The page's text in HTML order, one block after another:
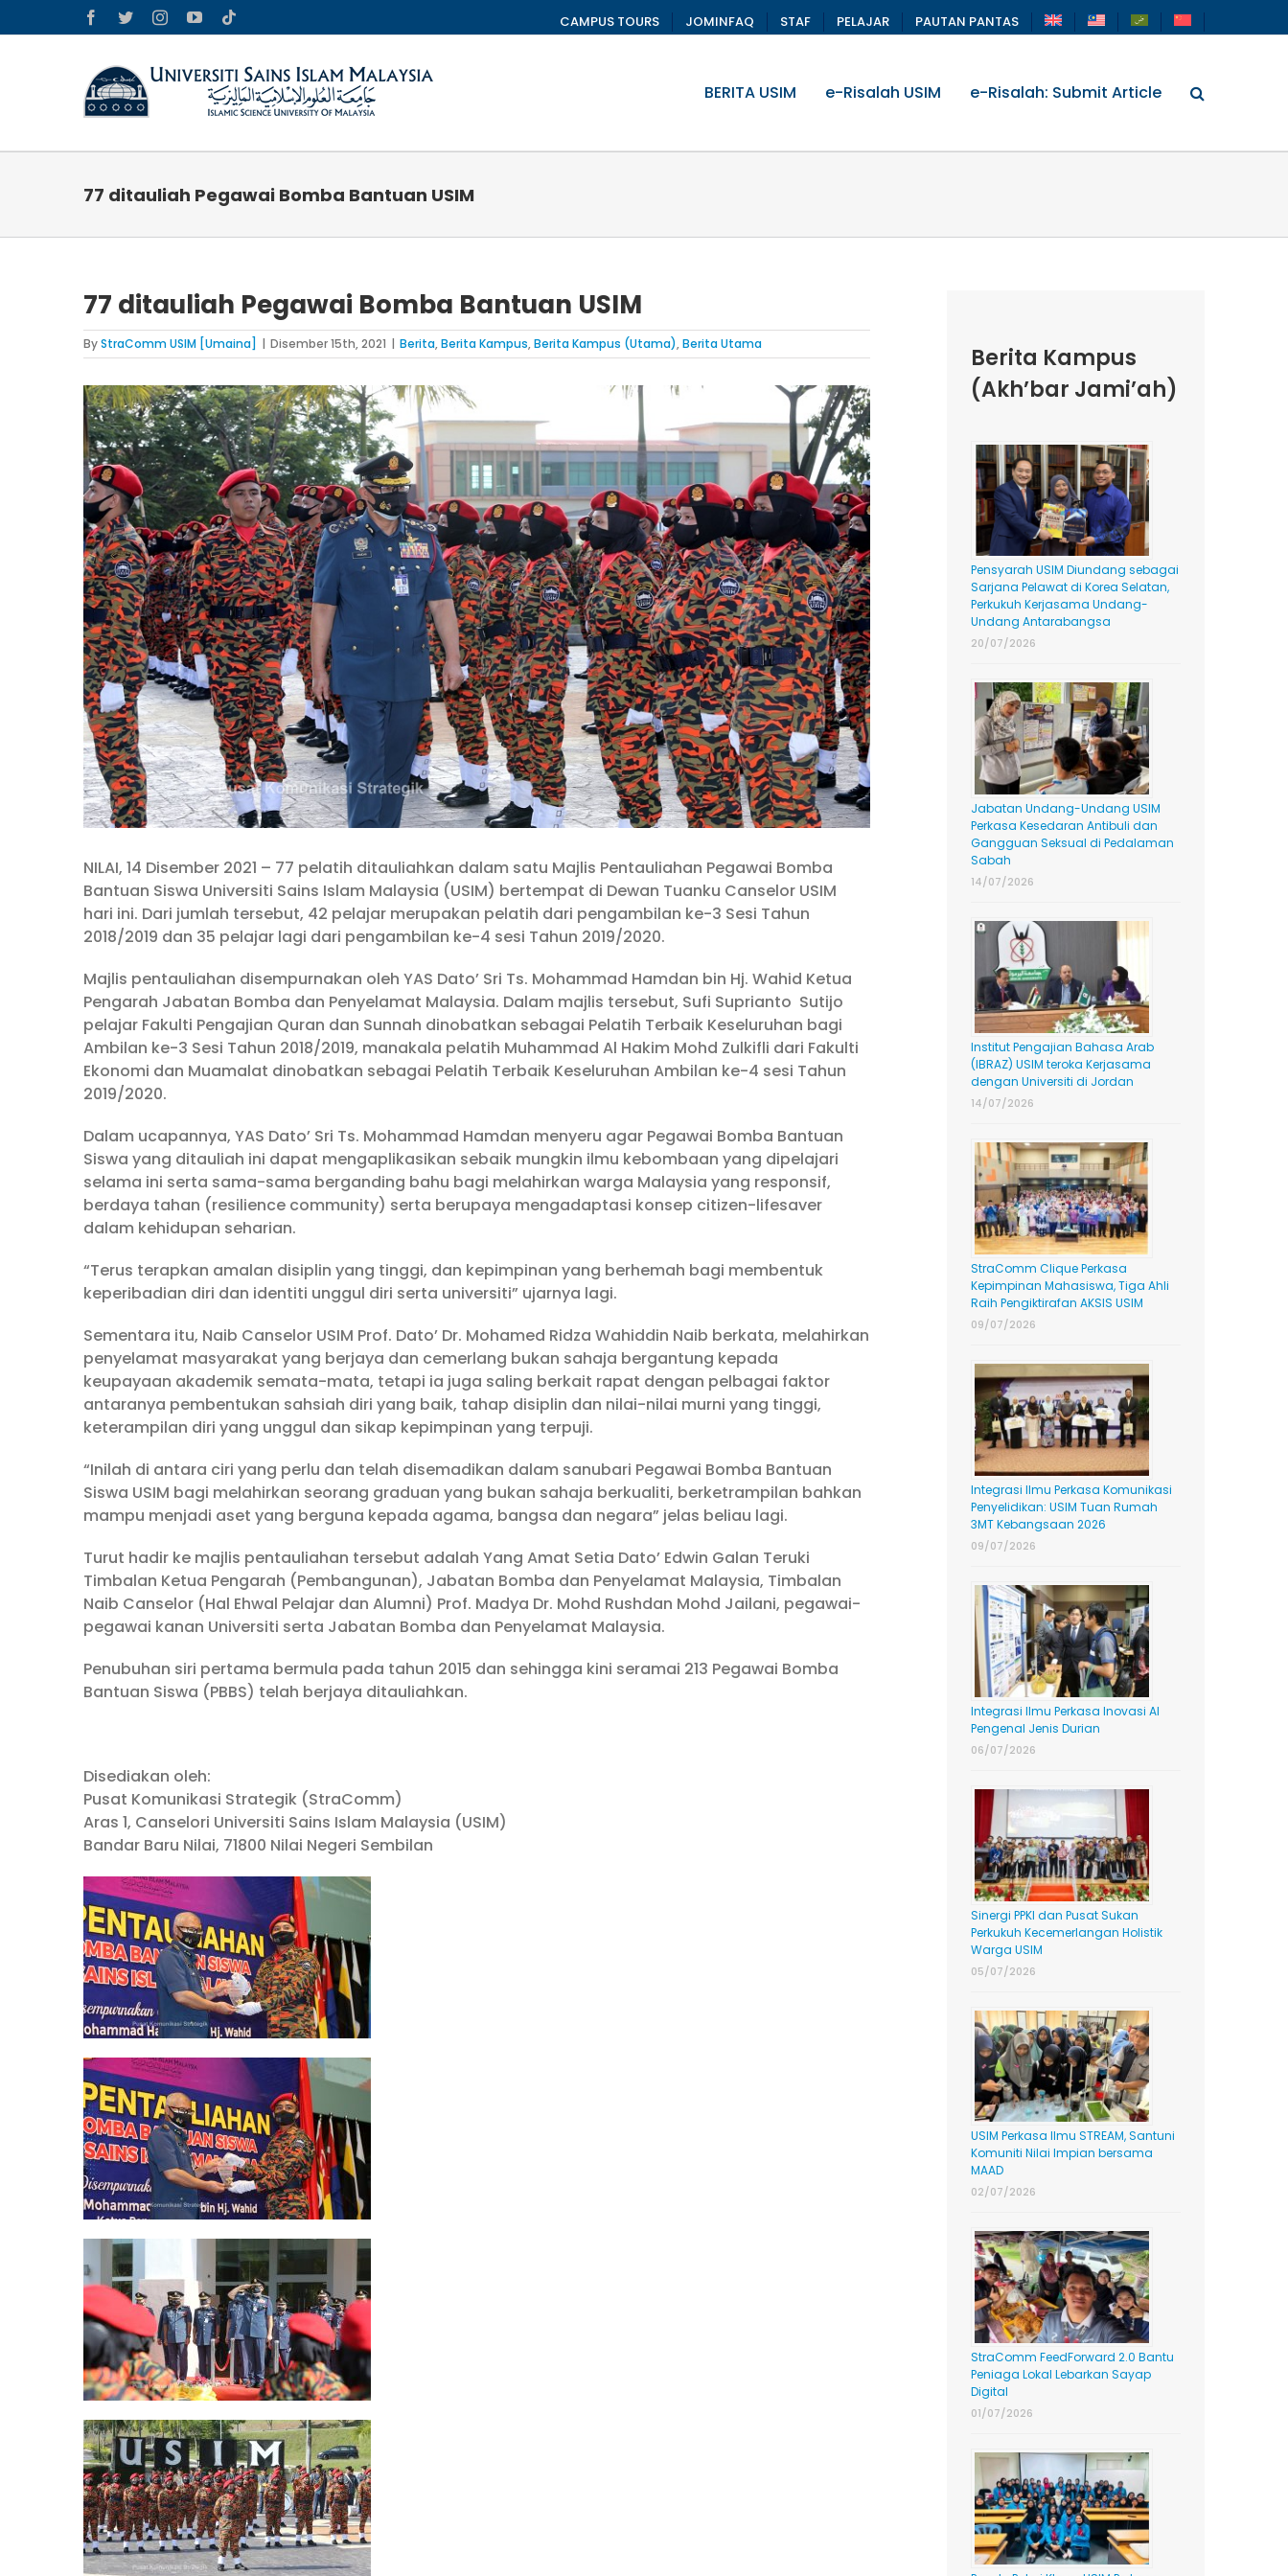
to
Facebook
TwitterInstagramYouTube CAMPUS TOURS JOMINFAQ STAF PELAJAR PAUTAN PANTAS
BERITA USIM e-Risalah USIM e-Risalah: Submit Article
77 ditauliah Pegawai Bomba Bantuan USIM
77 ditauliah Pegawai Bomba Bantuan USIM
ByStraComm USIM [Umaina] | Disember 15th, 2021 | Berita,Berita Kampus,Berita Kampus (Utama),Berita Utama
View
Larger
Image
NILAI, 14 Disember 2021 – 77 pelatih ditauliahkan dalam satu Majlis Pentauliahan Pegawai Bomba
Bantuan Siswa Universiti Sains Islam Malaysia (USIM) bertempat di Dewan Tuanku Canselor USIM
hari ini. Dari jumlah tersebut, 42 pelajar merupakan pelatih dari pengambilan ke-3 Sesi Tahun
2018/2019 dan 35 pelajar lagi dari pengambilan ke-4 sesi Tahun 2019/2020.
Majlis pentauliahan disempurnakan oleh YAS Dato’ Sri Ts. Mohammad Hamdan bin Hj. Wahid Ketua
Pengarah Jabatan Bomba dan Penyelamat Malaysia. Dalam majlis tersebut, Sufi Suprianto Sutijo
pelajar Fakulti Pengajian Quran dan Sunnah dinobatkan sebagai Pelatih Terbaik Keseluruhan bagi
Ambilan ke-3 Sesi Tahun 2018/2019, manakala pelatih Muhammad Al Hakim Mohd Zulkifli dari Fakulti
Ekonomi dan Muamalat dinobatkan sebagai Pelatih Terbaik Keseluruhan Ambilan ke-4 sesi Tahun
2019/2020.
Dalam ucapannya, YAS Dato’ Sri Ts. Mohammad Hamdan menyeru agar Pegawai Bomba Bantuan
Siswa yang ditauliah ini dapat mengaplikasikan sebaik mungkin ilmu kebombaan yang dipelajari
selama ini serta sama-sama berganding bahu bagi melahirkan warga Malaysia yang responsif,
berdaya tahan (resilience community) serta berupaya mengadaptasi konsep citizen-lifesaver
dalam kehidupan seharian.
“Terus terapkan amalan disiplin yang tinggi, dan kepimpinan yang berhemah bagi membentuk
keperibadian diri dan identiti unggul diri serta universiti” ujarnya lagi.
Sementara itu, Naib Canselor USIM Prof. Dato’ Dr. Mohamed Ridza Wahiddin Naib berkata, melahirkan
penyelamat masyarakat yang berjaya dan cemerlang bukan sahaja bergantung kepada
keupayaan akademik semata-mata, tetapi ia juga saling berkait rapat dengan pelbagai faktor
antaranya pembentukan sahsiah diri yang baik, tahap disiplin dan nilai-nilai murni yang tinggi,
keterampilan diri yang unggul dan sikap kepimpinan yang terpuji.
“Inilah di antara ciri yang perlu dan telah disemadikan dalam sanubari Pegawai Bomba Bantuan
Siswa USIM bagi melahirkan seorang graduan yang bukan sahaja berkualiti, berketrampilan bahkan
mampu menjadi aset yang berguna kepada agama, bangsa dan negara” jelas beliau lagi.
Turut hadir ke majlis pentauliahan tersebut adalah Yang Amat Setia Dato’ Edwin Galan Teruki
Timbalan Ketua Pengarah (Pembangunan), Jabatan Bomba dan Penyelamat Malaysia, Timbalan
Naib Canselor (Hal Ehwal Pelajar dan Alumni) Prof. Madya Dr. Mohd Rushdan Mohd Jailani, pegawai-
pegawai kanan Universiti serta Jabatan Bomba dan Penyelamat Malaysia.
Penubuhan siri pertama bermula pada tahun 2015 dan sehingga kini seramai 213 Pegawai Bomba
Bantuan Siswa (PBBS) telah berjaya ditauliahkan.
Disediakan oleh:
Pusat Komunikasi Strategik (StraComm)
Aras 1, Canselori Universiti Sains Islam Malaysia (USIM)
Bandar Baru Nilai, 71800 Nilai Negeri Sembilan
Berita Kampus
(Akh’bar Jami’ah)
Pensyarah USIM Diundang sebagai
Sarjana Pelawat di Korea Selatan,
Perkukuh Kerjasama Undang-
Undang Antarabangsa
20/07/2026
Jabatan Undang-Undang USIM
Perkasa Kesedaran Antibuli dan
Gangguan Seksual di Pedalaman
Sabah
14/07/2026
Institut Pengajian Bahasa Arab
(IBRAZ) USIM teroka Kerjasama
dengan Universiti di Jordan
14/07/2026
StraComm Clique Perkasa
Kepimpinan Mahasiswa, Tiga Ahli
Raih Pengiktirafan AKSIS USIM
09/07/2026
Integrasi Ilmu Perkasa Komunikasi
Penyelidikan: USIM Tuan Rumah
3MT Kebangsaan 2026
09/07/2026
Integrasi Ilmu Perkasa Inovasi AI
Pengenal Jenis Durian
06/07/2026
Sinergi PPKI dan Pusat Sukan
Perkukuh Kecemerlangan Holistik
Warga USIM
05/07/2026
USIM Perkasa Ilmu STREAM, Santuni
Komuniti Nilai Impian bersama
MAAD
02/07/2026
StraComm FeedForward 2.0 Bantu
Peniaga Lokal Lebarkan Sayap
Digital
01/07/2026